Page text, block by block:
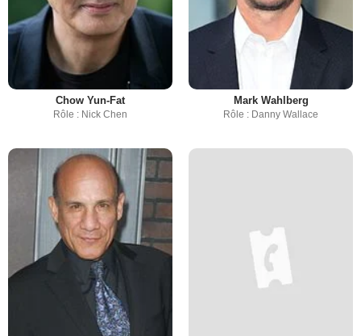
Chow Yun-Fat
Rôle : Nick Chen
Mark Wahlberg
Rôle : Danny Wallace